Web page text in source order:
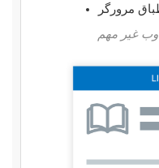
مرورگر
غیر مهم